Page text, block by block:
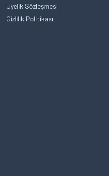
Üyelik Sözleşmesi
Gizlilik Politikası